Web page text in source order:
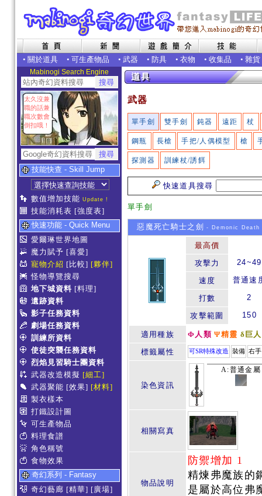
• 關於道具 • 可生產物品 • 武器 • 防具 • 衣物 • 收集品 • 雜貨
Mabinogi Search Engine
太久沒兼
職的話兼
職次數會
倒扣哦！
技能快查 - Skill Jump
數值增加技能 Update !
技能消耗表 [強度表]
快速功能 - Quick Menu
愛爾琳世界地圖
魔力賦予 [喜愛]
寵物介紹 [比較] [夥伴]
怪物導覽搜尋
地下城資料 [料理]
遺跡資料
影子任務資料
劇場任務資料
訓練所資料
使徒突襲任務資料
烈焰見習騎士團資料
武器改造模擬 [細工]
武器聚能 [效果] [材料]
製衣樣本
打鐵設計圖
可生產物品
料理食譜
角色稱號
食物效果
奇幻系列 - Fantasy
奇幻藝廊 [精華] [廣場]
武器
單手劍 雙手劍 鈍器 遠距 杖
鋼瓶 長槍 手把/人偶模型 槍
探測器 訓練杖/誘餌
快速道具搜尋
單手劍
惡魔死亡騎士之劍 - Demonic Death
最高價
攻擊力
24~49
速度 普通速
打數 2
攻擊範圍 150
適用種族 Φ人類 Ψ精靈 δ巨人
標籤屬性
可SR特殊改造 裝備 右手
染色資訊
A:普通金屬
相關寫真
物品說明
防禦增加 1
精煉弗魔族的
是屬於高位弗